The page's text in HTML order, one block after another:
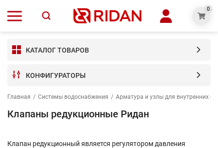
0
КАТАЛОГ ТОВАРОВ
КОНФИГУРАТОРЫ
Главная / Системы водоснабжения / Арматура и узлы для внутренних
Клапаны редукционные Ридан
Клапан редукционный является регулятором давления